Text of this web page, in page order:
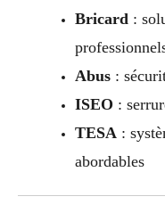
Bricard :
Abus:
ISEO :
TESA :
abordables